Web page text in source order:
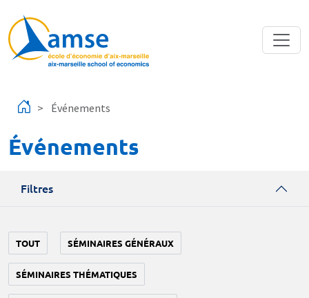
Événements
Événements
Filtres
TOUT SÉMINAIRES GÉNÉRAUX
SÉMINAIRES THÉMATIQUES